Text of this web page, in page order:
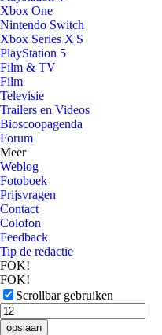
Xbox One
Nintendo Switch
Xbox Series X|S
PlayStation 5
Film & TV
Film
Televisie
Trailers en Videos
Bioscoopagenda
Forum
Meer
Weblog
Fotoboek
Prijsvragen
Contact
Colofon
Feedback
Tip de redactie
FOK!
FOK!
Scrollbar gebruiken
opslaan